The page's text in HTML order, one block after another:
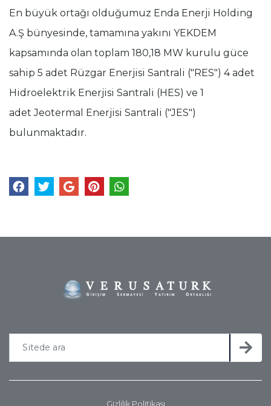
En büyük ortağı olduğumuz Enda Enerji Holding
A.Ş bünyesinde, tamamına yakını YEKDEM
kapsamında olan toplam 180,18 MW kurulu güce
sahip 5 adet Rüzgar Enerjisi Santrali ("RES") 4 adet
Hidroelektrik Enerjisi Santrali (HES) ve 1
adet Jeotermal Enerjisi Santrali ("JES")
bulunmaktadır.
Gizlilik Politikası